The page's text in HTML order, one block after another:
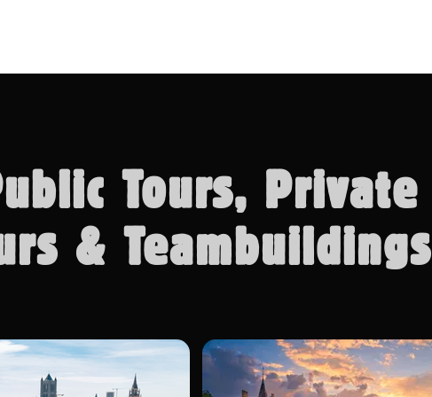
Tours, Private
& Teambuildings